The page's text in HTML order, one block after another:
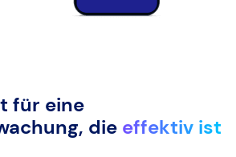
für eine
die effektiv ist